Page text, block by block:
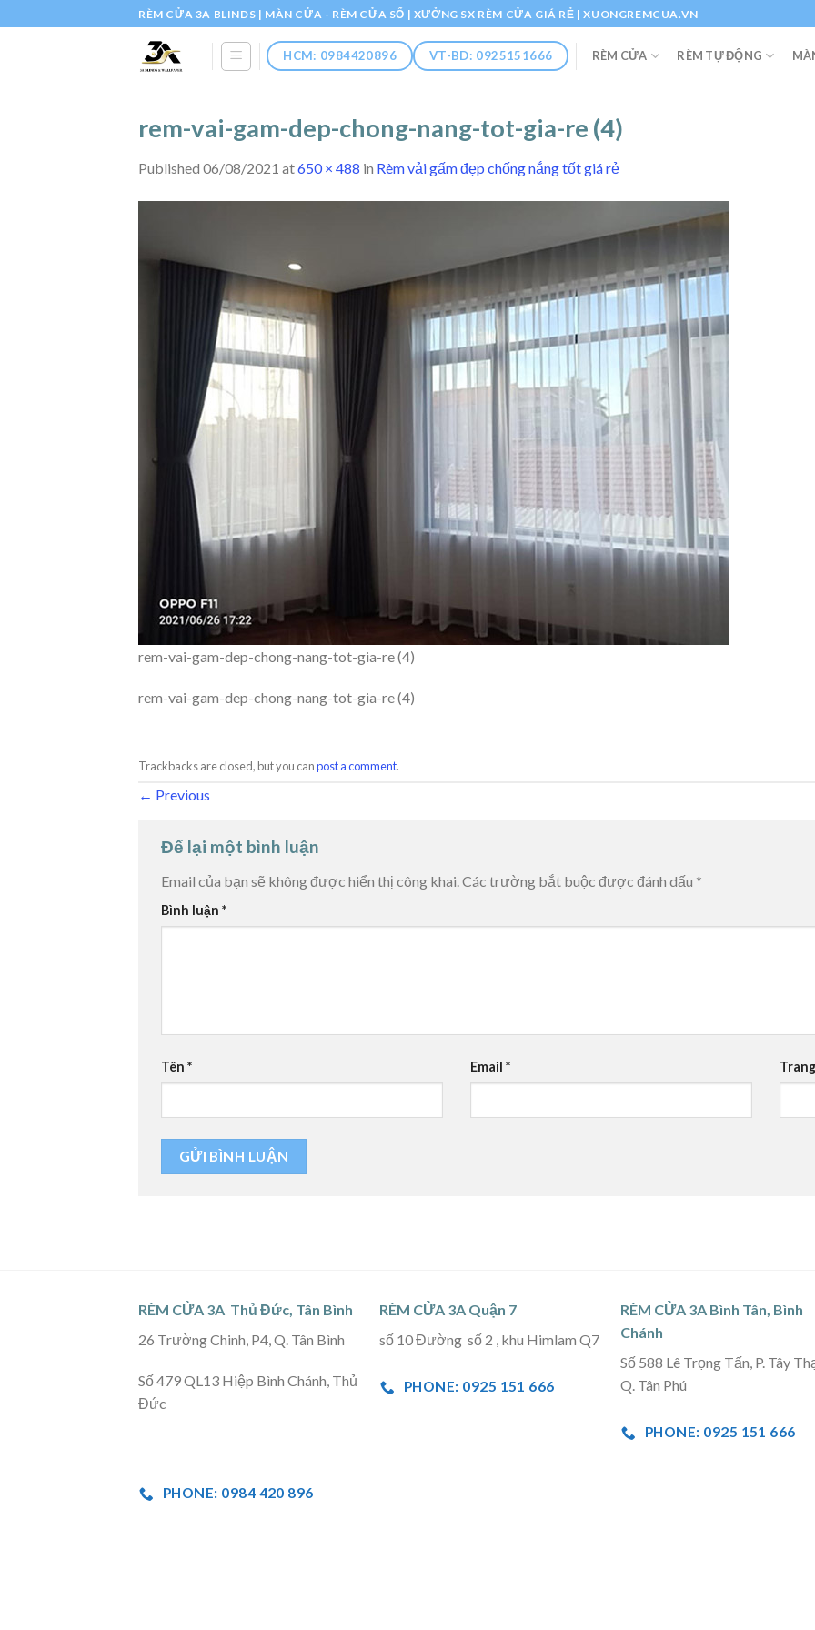
to
RÈM CỬA 3A BLINDS | MÀN CỬA - RÈM CỬA SỔ | XƯỞNG SX RÈM CỬA GIÁ RẺ | XUONGREMCUA.VN
HCM: 0984420896 VT-BD: 0925151666 RÈM CỬA RÈM TỰ ĐỘNG
rem-vai-gam-dep-chong-nang-tot-gia-re (4)
Published 06/08/2021 at650 × 488 in Rèm vải gấm đẹp chống nắng tốt giá rẻ
rem-vai-gam-dep-chong-nang-tot-gia-re (4)
rem-vai-gam-dep-chong-nang-tot-gia-re (4)
Trackbacks are closed, but you canpost a comment.
← Previous
Để lại một bình luận
Email của bạn sẽ không được hiển thị công khai.Các trường bắt buộc được đánh dấu *
Bình luận *
Tên * Email *
RÈM CỬA 3A Thủ Đức, Tân Bình
26 Trường Chinh, P4, Q. Tân Bình
Số 479 QL13 Hiệp Bình Chánh, Thủ
Đức
PHONE: 0984 420 896
RÈM CỬA 3A Quận 7
số 10 Đường số 2 , khu Himlam Q7
PHONE: 0925 151 666
RÈM CỬA 3A Bình Tân, Bình
Chánh
Số 588 Lê Trọng Tấn, P. Tây
Q. Tân Phú
PHONE: 0925 151 666